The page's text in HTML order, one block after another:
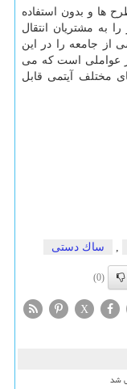
ها و بدون استفاده
به مشتریان انتقال
از جامعه را در این
عواملی است که می
مختلف آیتمی قابل
ساك دستی
(0)
X